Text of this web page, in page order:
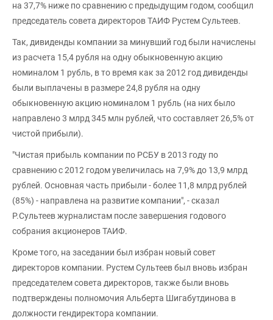
на 37,7% ниже по сравнению с предыдущим годом, сообщил
председатель совета директоров ТАИФ Рустем Сультеев.
Так, дивиденды компании за минувший год были начислены
из расчета 15,4 рубля на одну обыкновенную акцию
номиналом 1 рубль, в то время как за 2012 год дивиденды
были выплачены в размере 24,8 рубля на одну
обыкновенную акцию номиналом 1 рубль (на них было
направлено 3 млрд 345 млн рублей, что составляет 26,5% от
чистой прибыли).
"Чистая прибыль компании по РСБУ в 2013 году по
сравнению с 2012 годом увеличилась на 7,9% до 13,9 млрд
рублей. Основная часть прибыли - более 11,8 млрд рублей
(85%) - направлена на развитие компании", - сказал
Р.Сультеев журналистам после завершения годового
собрания акционеров ТАИФ.
Кроме того, на заседании был избран новый совет
директоров компании. Рустем Сультеев был вновь избран
председателем совета директоров, также были вновь
подтверждены полномочия Альберта Шигабутдинова в
должности гендиректора компании.